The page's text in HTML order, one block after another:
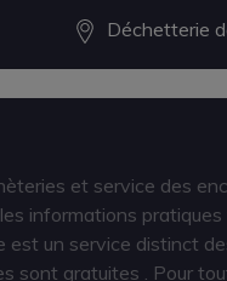
Déchetterie
et service des
informations pratiques
un service distinct
sont gratuites . Pour